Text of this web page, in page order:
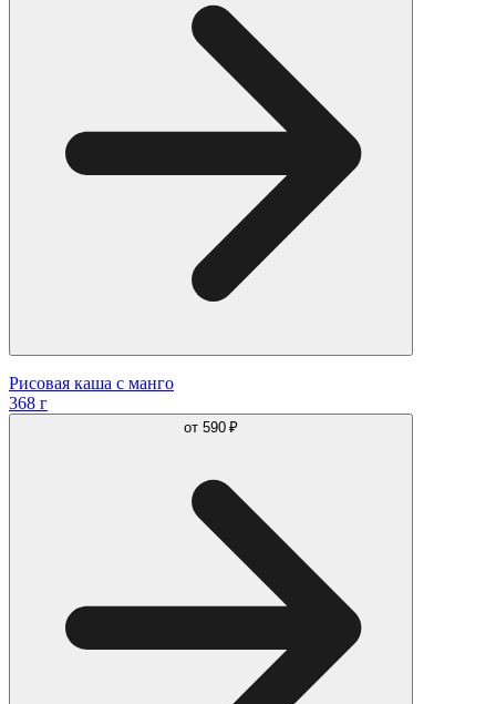
Рисовая каша с манго
368 г
от 590 ₽